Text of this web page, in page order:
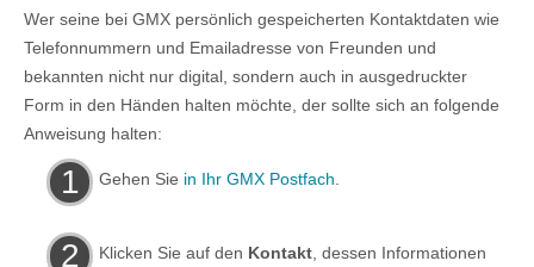
Wer seine bei GMX persönlich gespeicherten Kontaktdaten wie
Telefonnummern und Emailadresse von Freunden und
bekannten nicht nur digital, sondern auch in ausgedruckter
Form in den Händen halten möchte, der sollte sich an folgende
Anweisung halten:
Gehen Sie in Ihr GMX Postfach
Klicken Sie auf den Kontakt , dessen Informationen